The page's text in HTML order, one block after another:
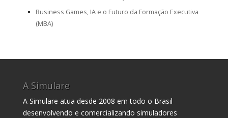
Business Games, IA e o Futuro da Formação Executiva
(MBA)
A Simulare
A Simulare atua desde 2008 em todo o Brasil
desenvolvendo e comercializando simuladores